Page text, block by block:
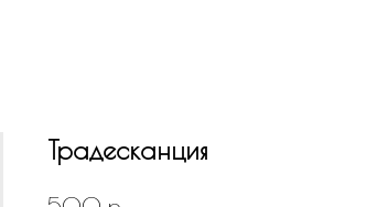
Традесканция